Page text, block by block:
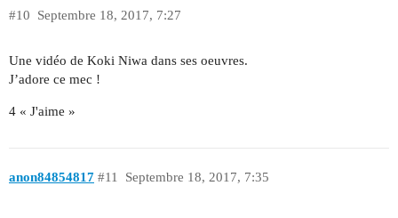
Septembre 18, 2017, 7:27
#10
Une vidéo de Koki Niwa dans ses oeuvres.
J’adore ce mec !
4 « J'aime »
anon84854817 Septembre 18, 2017, 7:35
#11